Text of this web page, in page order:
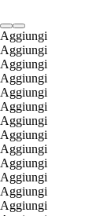
Aggiungi
Aggiungi
Aggiungi
Aggiungi
Aggiungi
Aggiungi
Aggiungi
Aggiungi
Aggiungi
Aggiungi
Aggiungi
Aggiungi
Aggiungi